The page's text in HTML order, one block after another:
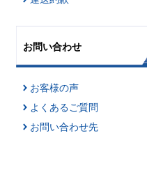
お問い合わせ
お客様の声
よくあるご質問
お問い合わせ先